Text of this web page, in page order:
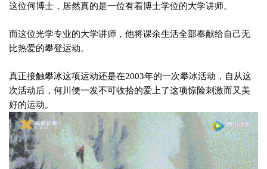
这位何博士，居然真的是一位有着博士学位的大学讲师。
而这位光学专业的大学讲师，他将课余生活全部奉献给自己无
比热爱的攀登运动。
真正接触攀冰这项运动还是在2003年的一次攀冰活动，自从这
次活动后，何川便一发不可收拾的爱上了这项惊险刺激而又美
好的运动。